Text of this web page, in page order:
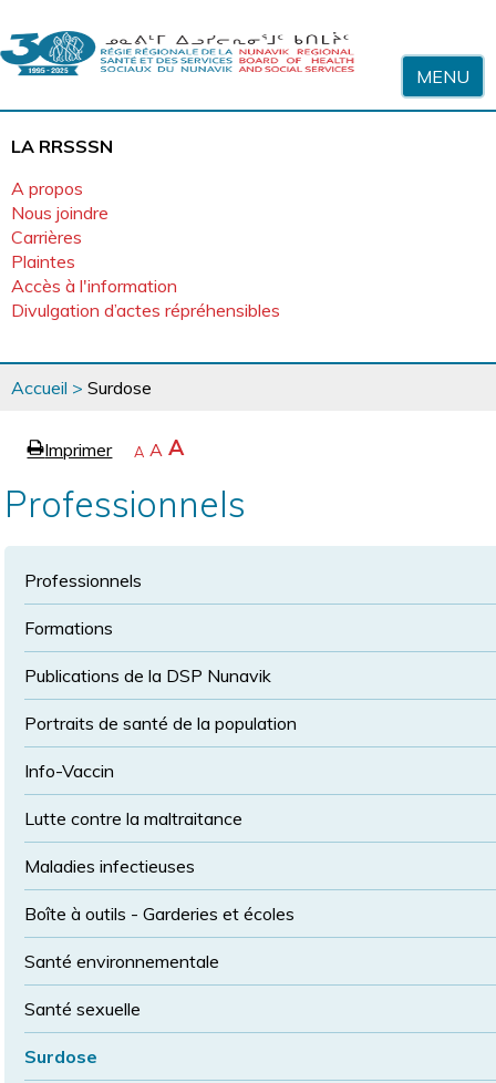
MENU
LA RRSSSN
A propos
Nous joindre
Carrières
Plaintes
Accès à l'information
Divulgation d’actes répréhensibles
Vous
êtes
Accueil > Surdose
eImprimerpageRétrécir
A Revenir
la
taille
de
A Agrandir
police
A
Professionnels
Professionnels
Formations
Publications de la DSP Nunavik
Portraits de santé de la population
Info-Vaccin
Lutte contre la maltraitance
Maladies infectieuses
Boîte à outils - Garderies et écoles
Santé environnementale
Santé sexuelle
Surdose